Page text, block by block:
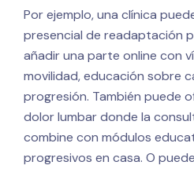
Por ejemplo, una clínica
presencial de readaptación
añadir una parte online con
movilidad, educación sobre
progresión. También puede
dolor lumbar donde la
combine con módulos
progresivos en casa. O